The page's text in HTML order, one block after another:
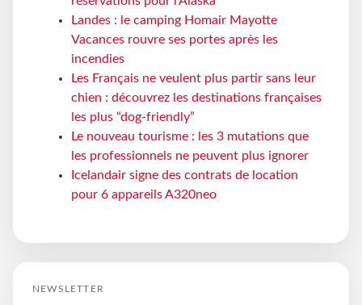
Landes : le camping Homair Mayotte
Vacances rouvre ses portes après les
incendies
Les Français ne veulent plus partir sans leur
chien : découvrez les destinations françaises
les plus “dog-friendly”
Le nouveau tourisme : les 3 mutations que
les professionnels ne peuvent plus ignorer
Icelandair signe des contrats de location
pour 6 appareils A320neo
NEWSLETTER